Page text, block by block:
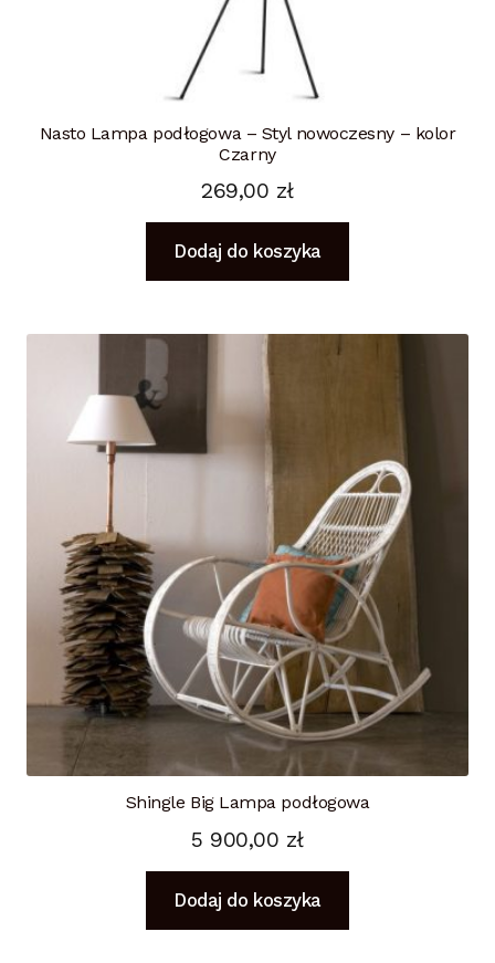
Nasto Lampa podłogowa – Styl nowoczesny – kolor
Czarny
269,00 zł
Dodaj do koszyka
Shingle Big Lampa podłogowa
5 900,00 zł
Dodaj do koszyka